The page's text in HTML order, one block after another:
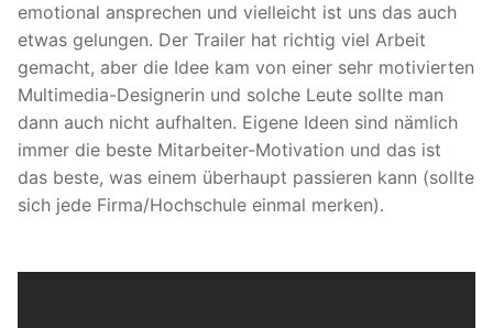
emotional ansprechen und vielleicht ist uns das auch
etwas gelungen. Der Trailer hat richtig viel Arbeit
gemacht, aber die Idee kam von einer sehr motivierten
Multimedia-Designerin und solche Leute sollte man
dann auch nicht aufhalten. Eigene Ideen sind nämlich
immer die beste Mitarbeiter-Motivation und das ist
das beste, was einem überhaupt passieren kann (sollte
sich jede Firma/Hochschule einmal merken).